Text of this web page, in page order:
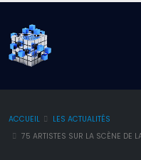
ACCUEIL
LES ACTUALITÉS
75 ARTISTES SUR LA SCÈNE DE